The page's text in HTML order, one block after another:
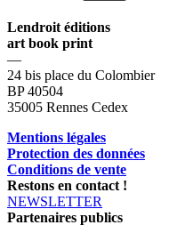
Lendroit éditions
art book print
—
24 bis place du Colombier
BP 40504
35005 Rennes Cedex
Mentions légales
Protection des données
Conditions de vente
Restons en contact !
NEWSLETTER
Partenaires publics